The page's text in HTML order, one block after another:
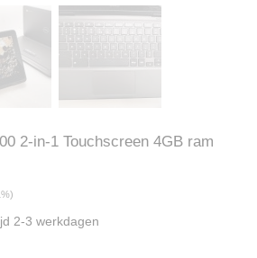
2-in-1 Touchscreen 4GB ram
2-3 werkdagen